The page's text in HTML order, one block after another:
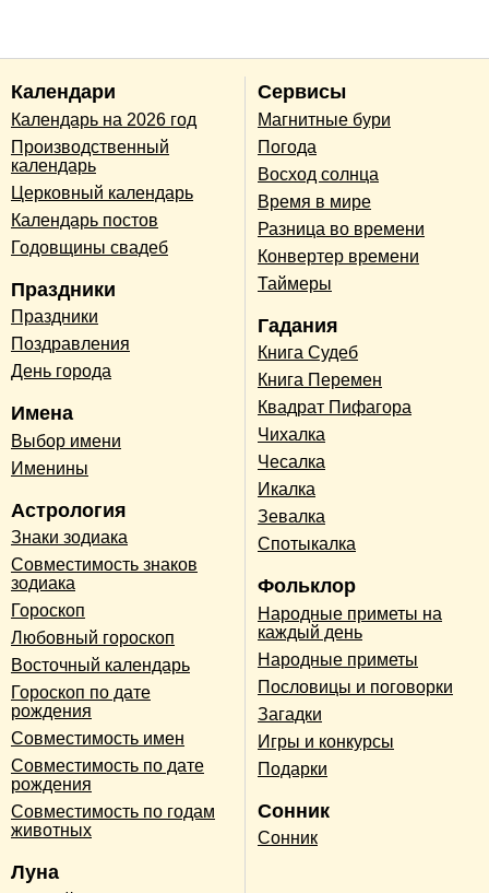
Календари
Календарь на 2026 год
Производственный
календарь
Церковный календарь
Календарь постов
Годовщины свадеб
Праздники
Праздники
Поздравления
День города
Имена
Выбор имени
Именины
Астрология
Знаки зодиака
Совместимость знаков
зодиака
Гороскоп
Любовный гороскоп
Восточный календарь
Гороскоп по дате
рождения
Совместимость имен
Совместимость по дате
рождения
Совместимость по годам
животных
Луна
Сервисы
Магнитные бури
Погода
Восход солнца
Время в мире
Разница во времени
Конвертер времени
Таймеры
Гадания
Книга Судеб
Книга Перемен
Квадрат Пифагора
Чихалка
Чесалка
Икалка
Зевалка
Спотыкалка
Фольклор
Народные приметы на
каждый день
Народные приметы
Пословицы и поговорки
Загадки
Игры и конкурсы
Подарки
Сонник
Сонник